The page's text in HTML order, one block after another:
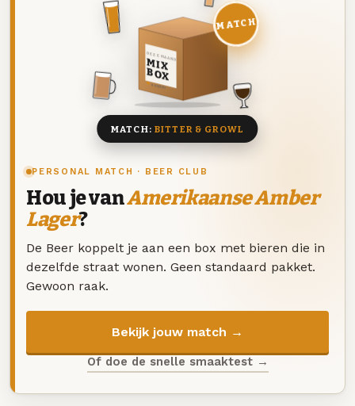
PERSONAL MATCH · BEER CLUB
Hou je vanAmerikaanse Amber
Lager?
De Beer koppelt je aan een box met bieren die in
dezelfde straat wonen. Geen standaard pakket.
Gewoon raak.
Bekijk jouw match →
Of doe de snelle smaaktest →
DEZE MAAND
MIX
BOX
8 BIEREN
MATCH
MATCH: BITTER & GROWL